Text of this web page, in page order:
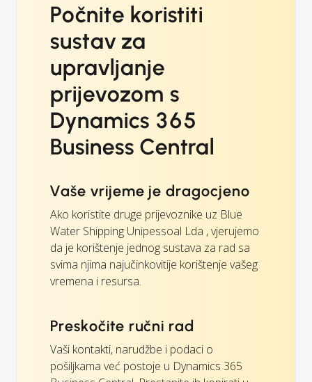
Počnite koristiti
sustav za
upravljanje
prijevozom s
Dynamics 365
Business Central
Vaše vrijeme je dragocjeno
Ako koristite druge prijevoznike uz Blue
Water Shipping Unipessoal Lda , vjerujemo
da je korištenje jednog sustava za rad sa
svima njima najučinkovitije korištenje vašeg
vremena i resursa.
Preskočite ručni rad
Vaši kontakti, narudžbe i podaci o
pošiljkama već postoje u Dynamics 365